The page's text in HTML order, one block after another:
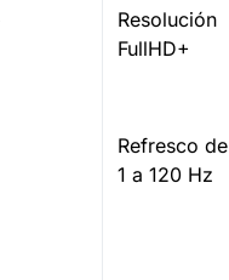
Resolución
FullHD+
Refresco de
1 a 120 Hz